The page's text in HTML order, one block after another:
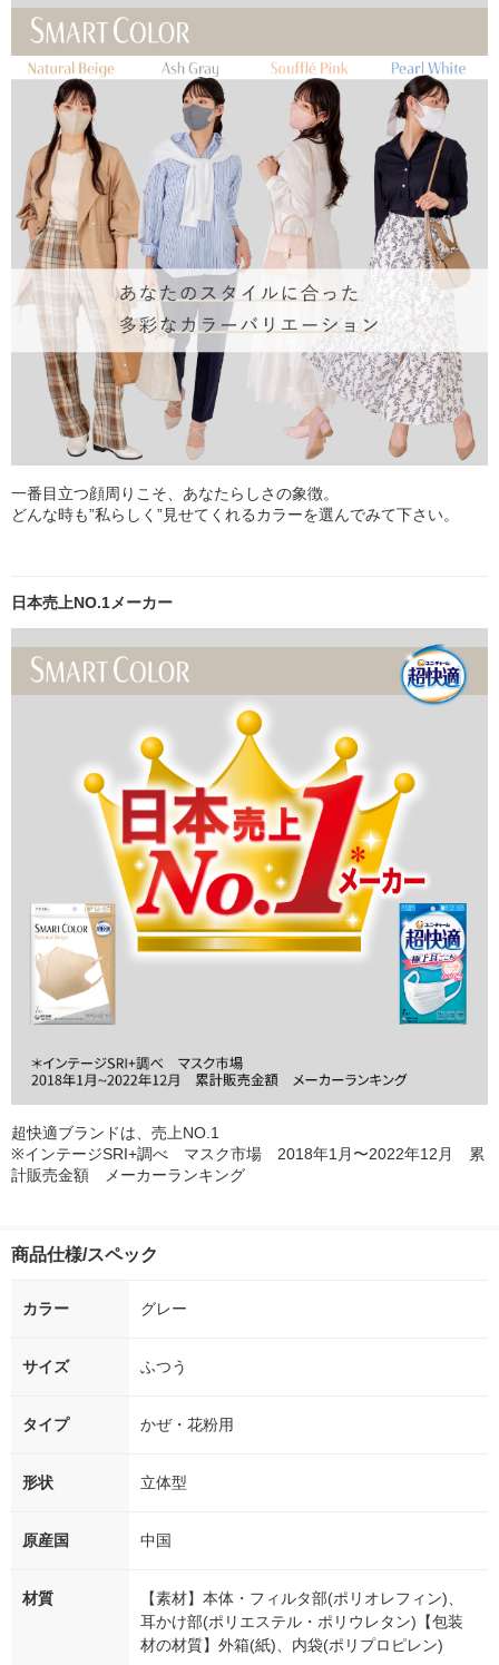
一番目立つ顔周りこそ、あなたらしさの象徴。
どんな時も”私らしく”見せてくれるカラーを選んでみて下さい。
日本売上NO.1メーカー
超快適ブランドは、売上NO.1
※インテージSRI+調べ マスク市場 2018年1月〜2022年12月 累
計販売金額 メーカーランキング
商品仕様/スペック
カラー グレー
サイズ ふつう
タイプ かぜ・花粉用
形状 立体型
原産国 中国
材質
【素材】本体・フィルタ部(ポリオレフィン)、
耳かけ部(ポリエステル・ポリウレタン)【包装
材の材質】外箱(紙)、内袋(ポリプロピレン)